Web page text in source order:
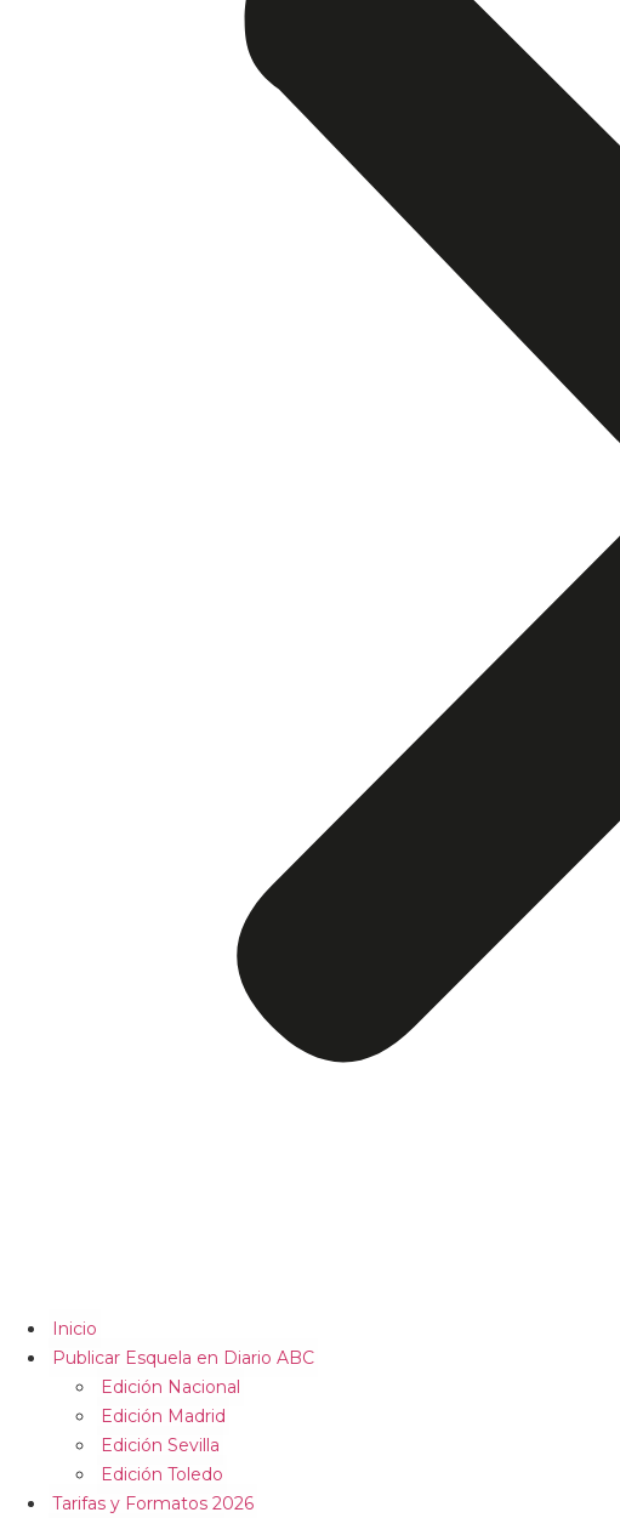
Inicio
Publicar Esquela en Diario ABC
Edición Nacional
Edición Madrid
Edición Sevilla
Edición Toledo
Tarifas y Formatos 2026